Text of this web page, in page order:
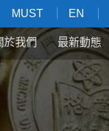
MUST EN
於我們 最新動態